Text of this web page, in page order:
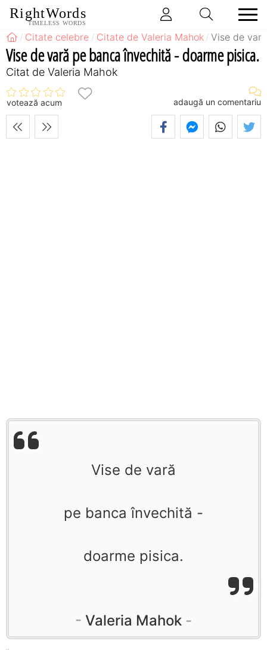
RightWords
TIMELESS WORDS
Citate celebre Citate de Valeria Mahok Vise de
Vise de vară pe banca învechită - doarme pisica.
Citat de Valeria Mahok
votează acum adaugă un comentariu
Vise de vară
pe banca învechită -
doarme pisica.
Valeria Mahok